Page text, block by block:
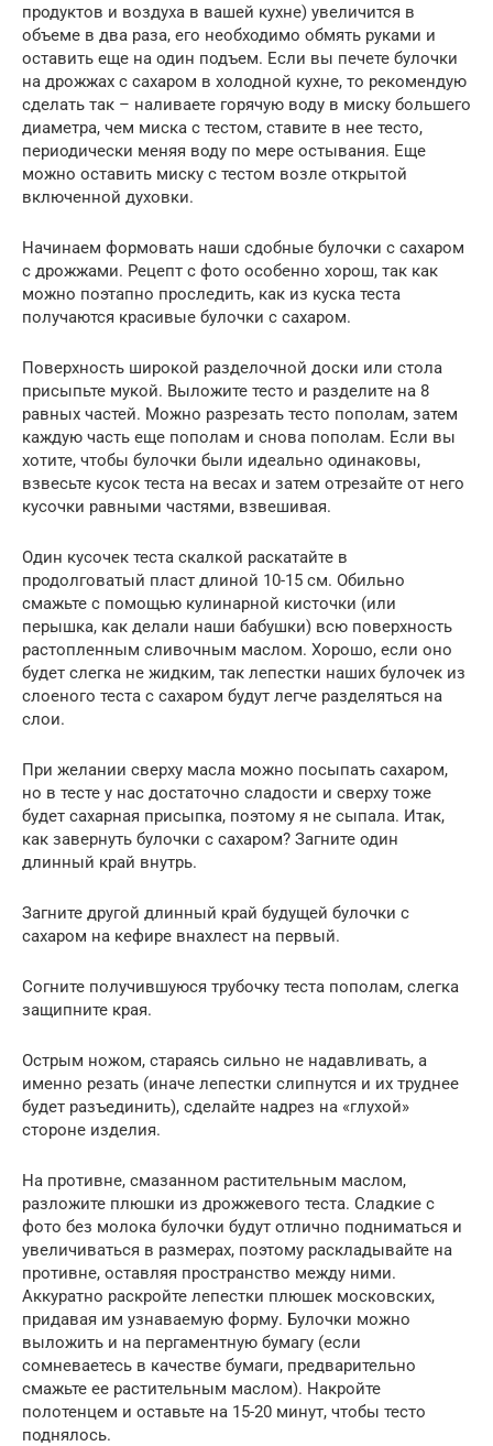
продуктов и воздуха в вашей кухне) увеличится в
объеме в два раза, его необходимо обмять руками и
оставить еще на один подъем. Если вы печете булочки
на дрожжах с сахаром в холодной кухне, то рекомендую
сделать так – наливаете горячую воду в миску большего
диаметра, чем миска с тестом, ставите в нее тесто,
периодически меняя воду по мере остывания. Еще
можно оставить миску с тестом возле открытой
включенной духовки.
Начинаем формовать наши сдобные булочки с сахаром
с дрожжами. Рецепт с фото особенно хорош, так как
можно поэтапно проследить, как из куска теста
получаются красивые булочки с сахаром.
Поверхность широкой разделочной доски или стола
присыпьте мукой. Выложите тесто и разделите на 8
равных частей. Можно разрезать тесто пополам, затем
каждую часть еще пополам и снова пополам. Если вы
хотите, чтобы булочки были идеально одинаковы,
взвесьте кусок теста на весах и затем отрезайте от него
кусочки равными частями, взвешивая.
Один кусочек теста скалкой раскатайте в
продолговатый пласт длиной 10-15 см. Обильно
смажьте с помощью кулинарной кисточки (или
перышка, как делали наши бабушки) всю поверхность
растопленным сливочным маслом. Хорошо, если оно
будет слегка не жидким, так лепестки наших булочек из
слоеного теста с сахаром будут легче разделяться на
слои.
При желании сверху масла можно посыпать сахаром,
но в тесте у нас достаточно сладости и сверху тоже
будет сахарная присыпка, поэтому я не сыпала. Итак,
как завернуть булочки с сахаром? Загните один
длинный край внутрь.
Загните другой длинный край будущей булочки с
сахаром на кефире внахлест на первый.
Согните получившуюся трубочку теста пополам, слегка
защипните края.
Острым ножом, стараясь сильно не надавливать, а
именно резать (иначе лепестки слипнутся и их труднее
будет разъединить), сделайте надрез на «глухой»
стороне изделия.
На противне, смазанном растительным маслом,
разложите плюшки из дрожжевого теста. Сладкие с
фото без молока булочки будут отлично подниматься и
увеличиваться в размерах, поэтому раскладывайте на
противне, оставляя пространство между ними.
Аккуратно раскройте лепестки плюшек московских,
придавая им узнаваемую форму. Булочки можно
выложить и на пергаментную бумагу (если
сомневаетесь в качестве бумаги, предварительно
смажьте ее растительным маслом). Накройте
полотенцем и оставьте на 15-20 минут, чтобы тесто
поднялось.